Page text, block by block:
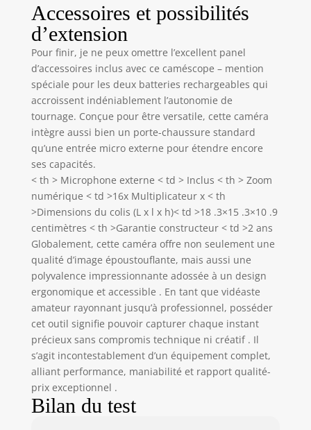
vidéo. 🤝
STABILISATEUR MAIN
Stabilisateur main
pliable pour des
vidéos stables.
Protection d'objectif
contre la lumière et
les dommages.
Télécommande IR
jusqu'à 6 mètres –
parfait pour photos
de groupe et selfies.
Note: Avec EIS activé,
max 4K/60fps (pas
de 5K/25fps). Zoom
désactivé alors. 🔋 2
BATTERIES &
CONTENU COMPLET
- 2x batteries
2400mAh – jusqu'à
150 min d'autonomie
chacune.
Enregistrement
pendant la charge
Accessoires et possibilités
d’extension
Pour finir, je ne peux omettre l’excellent panel
d’accessoires inclus avec ce caméscope – mention
spéciale pour les deux batteries rechargeables qui
accroissent indéniablement l’autonomie de
tournage. Conçue pour être versatile, cette caméra
intègre aussi bien un porte-chaussure standard
qu’une entrée micro externe pour étendre encore
ses capacités.
< th > Microphone externe < td > Inclus < th > Zoom
numérique < td >16x Multiplicateur x < th
>Dimensions du colis (L x l x h)< td >18 .3×15 .3×10 .9
centimètres < th >Garantie constructeur < td >2 ans
Globalement, cette caméra offre non seulement une
qualité d’image époustouflante, mais aussi une
polyvalence impressionnante adossée à un design
ergonomique et accessible . En tant que vidéaste
amateur rayonnant jusqu’à professionnel, posséder
cet outil signifie pouvoir capturer chaque instant
précieux sans compromis technique ni créatif . Il
s’agit incontestablement d’un équipement complet,
alliant performance, maniabilité et rapport qualité-
prix exceptionnel .
Bilan du test